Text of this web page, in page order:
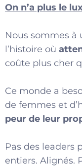
On n’a plus le
Nous sommes
l’histoire où
coûte plus cher
Ce monde a
de femmes et
peur de leur
Pas des leaders
entiers. Alignés.